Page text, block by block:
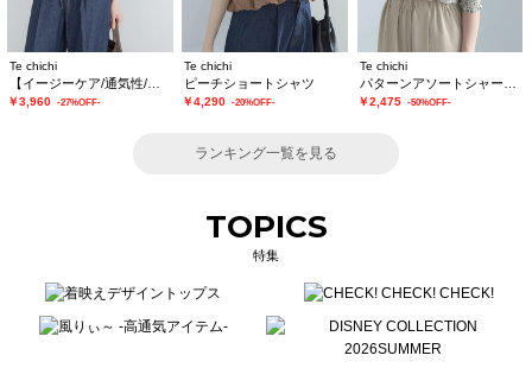
Te chichi
￥3,960 -27%OFF-
Te chichi
ピーチショートシャツ
￥4,290 -20%OFF-
Te chichi
￥2,475 -50%OFF-
ランキング一覧を見る
TOPICS
特集